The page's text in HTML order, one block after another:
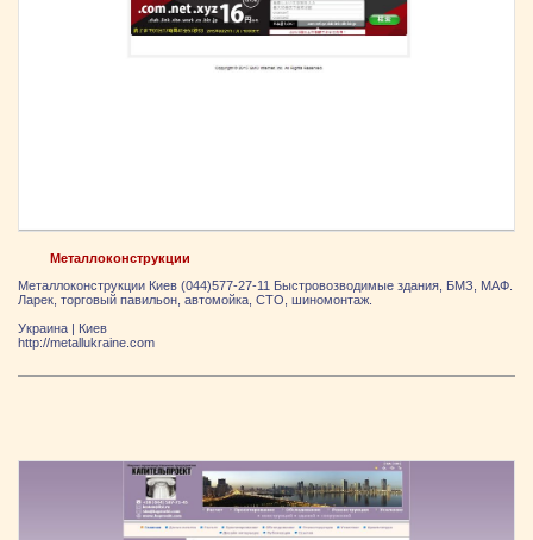
Металлоконструкции
Металлоконструкции Киев (044)577-27-11 Быстровозводимые здания, БМЗ, МАФ.
Ларек, торговый павильон, автомойка, СТО, шиномонтаж.
Украина | Киев
http://metallukraine.com